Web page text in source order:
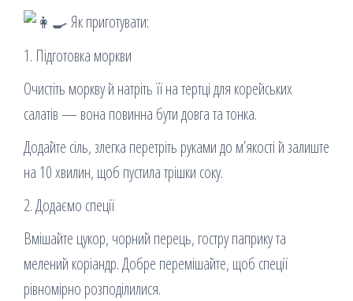
Як приготувати:
1. Підготовка моркви
Очистіть моркву й натріть її на тертці для корейських
салатів — вона повинна бути довга та тонка.
Додайте сіль, злегка перетріть руками до м’якості й залиште
на 10 хвилин, щоб пустила трішки соку.
2. Додаємо спеції
Вмішайте цукор, чорний перець, гостру паприку та
мелений коріандр. Добре перемішайте, щоб спеції
рівномірно розподілилися.